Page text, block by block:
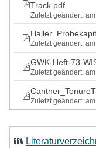
Track.pdf
Zuletzt geändert:
Zuletzt geändert:
GWK-Heft-73-
Zuletzt geändert:
Zuletzt geändert: